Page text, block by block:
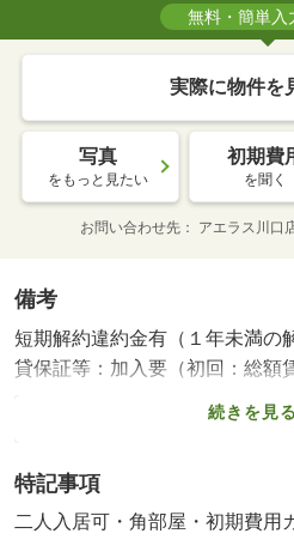
無料・簡単入
実際に物件を
写真
をもっと見たい
初期費
を聞く
お問い合わせ先 アエラス川口
備考
短期解約違約金有（１年未満の
貸保証等：加入要（初回：総額
５，０００円／月間：８８０円
ンラインで申込から契約手続き
決済も可）／お客様のご希望に
ライン等）で物件をご提案いた
続きを見る
特記事項
二人入居可・角部屋・初期費用